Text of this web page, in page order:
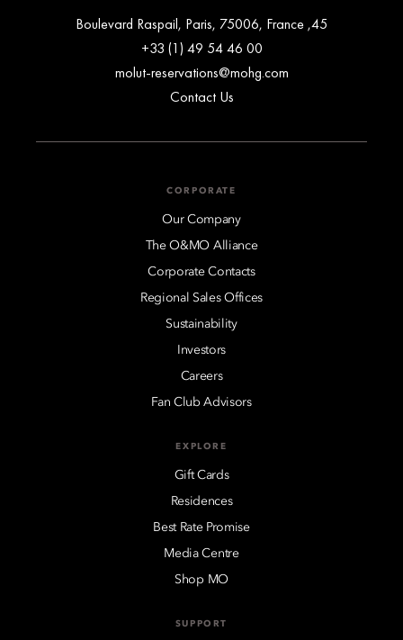
45, Boulevard Raspail, Paris, 75006, France
+33 (1) 49 54 46 00
molut-reservations@mohg.com
Contact Us
CORPORATE
Our Company
The O&MO Alliance
Corporate Contacts
Regional Sales Offices
Sustainability
Investors
Careers
Fan Club Advisors
EXPLORE
Gift Cards
Residences
Best Rate Promise
Media Centre
Shop MO
SUPPORT